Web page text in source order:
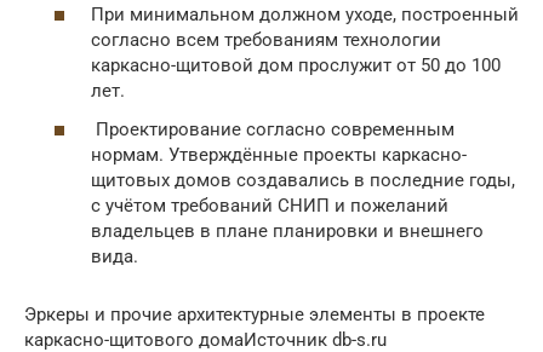
При минимальном должном уходе, построенный
согласно всем требованиям технологии
каркасно-щитовой дом прослужит от 50 до 100
лет.
Проектирование согласно современным
нормам. Утверждённые проекты каркасно-
щитовых домов создавались в последние годы,
с учётом требований СНИП и пожеланий
владельцев в плане планировки и внешнего
вида.
Эркеры и прочие архитектурные элементы в проекте
каркасно-щитового домаИсточник db-s.ru